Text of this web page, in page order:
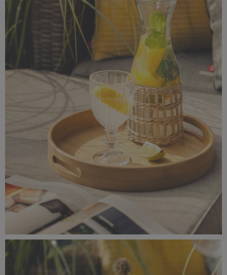
_56A0757.jpeg